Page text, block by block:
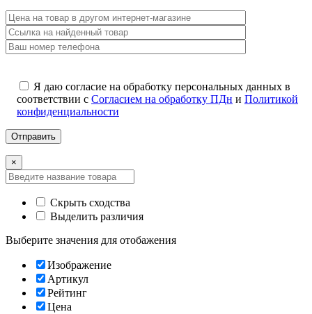
Я даю согласие на обработку персональных данных в
соответствии с Согласием на обработку ПДн и Политикой
конфиденциальности
×
Скрыть сходства
Выделить различия
Выберите значения для отобажения
Изображение
Артикул
Рейтинг
Цена